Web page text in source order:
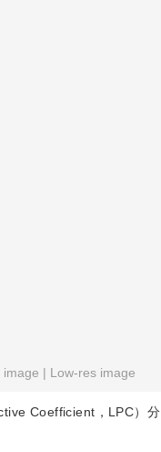
image | Low-res image
Coefficient，LPC）分